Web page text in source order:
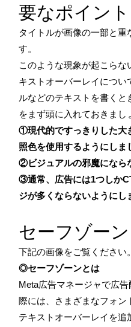
要なポイン
タイトルが画像の一部と重
す。
このような現象が起こら
キストオーバーレイについ
ルなどのテキストを書く
をまず頭に入れておきまし
①現代的ですっきりした大
照色を使用するようにしま
②ビジュアルの邪魔になら
③通常、広告には1つしか
ジが多くならないようにし
セーフゾー
下記の画像をご覧ください。
◎セーフゾーンとは
Meta広告マネージャで広
際には、さまざまなフォン
テキストオーバーレイを